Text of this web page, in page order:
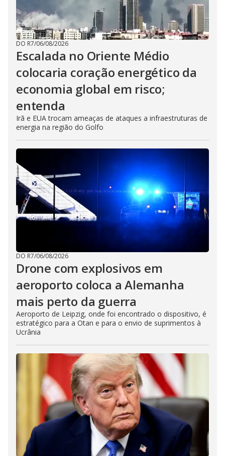
DO R7/06/08/2026
Escalada no Oriente Médio
colocaria coração energético da
economia global em risco;
entenda
Irã e EUA trocam ameaças de ataques a infraestruturas de
energia na região do Golfo
DO R7/06/08/2026
Drone com explosivos em
aeroporto coloca a Alemanha
mais perto da guerra
Aeroporto de Leipzig, onde foi encontrado o dispositivo, é
estratégico para a Otan e para o envio de suprimentos à
Ucrânia